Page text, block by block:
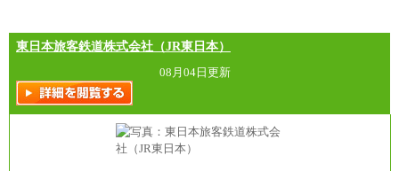
■（株）JTBグローバルマーケティング＆トラベル
訪日事業職 月給202,000～227,000円＋地域間調整
給
※詳細はJTBキャリアサイトよりご確認ください。
■(株)JTBビジネストランスフォーム
総合職 月給205,000～225,000円＋地域間調整給
エリア総合職 月給185,000円＋地域間調整給
東日本旅客鉄道株式会社（JR東日本）
08月04日更新